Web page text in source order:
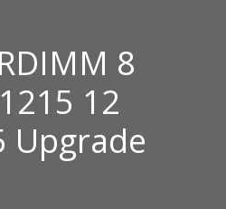
8
12
Upgrade